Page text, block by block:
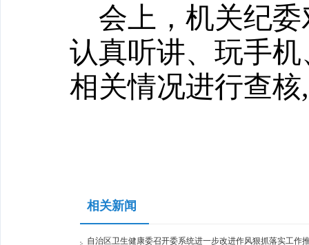
会上，机关纪
认真听讲、玩手
相关情况进行查
相关新闻
自治区卫生健康委召开委系统进一步改进作风狠抓落实工作